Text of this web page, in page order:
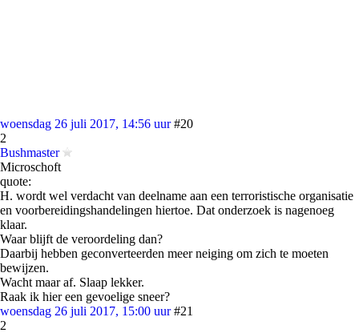
woensdag 26 juli 2017, 14:56 uur #20
2
Bushmaster
Microschoft
quote:
H. wordt wel verdacht van deelname aan een terroristische organisatie
en voorbereidingshandelingen hiertoe. Dat onderzoek is nagenoeg
klaar.
Waar blijft de veroordeling dan?
Daarbij hebben geconverteerden meer neiging om zich te moeten
bewijzen.
Wacht maar af. Slaap lekker.
Raak ik hier een gevoelige sneer?
woensdag 26 juli 2017, 15:00 uur #21
2